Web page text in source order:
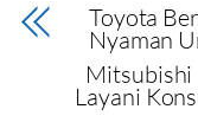
Toyota
Nyaman
Layani